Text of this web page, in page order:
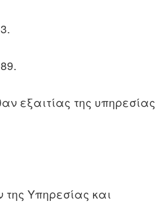
εξαιτίας της υπηρεσίας
της Υπηρεσίας και